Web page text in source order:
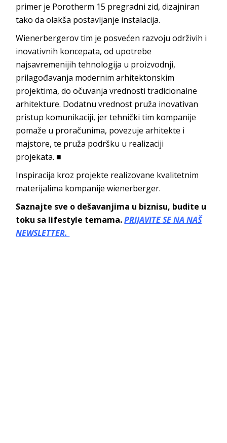
primer je Porotherm 15 pregradni zid, dizajniran
tako da olakša postavljanje instalacija.
Wienerbergerovtim je posvećen razvoju održivih i
inovativnih koncepata, od upotrebe
najsavremenijih tehnologija u proizvodnji,
prilagođavanja modernim arhitektonskim
projektima, do očuvanja vrednosti tradicionalne
arhitekture. Dodatnu vrednost pruža inovativan
pristup komunikaciji, jer tehnički tim kompanije
pomaže u proračunima, povezuje arhitekte i
majstore, te pruža podršku u realizaciji
projekata. ■
Inspiracija kroz projekte realizovane kvalitetnim
materijalima kompanije wienerberger.
Saznajte sve o dešavanjima u biznisu, budite u
toku sa lifestyle temama.PRIJAVITE SE NA NAŠ
NEWSLETTER.